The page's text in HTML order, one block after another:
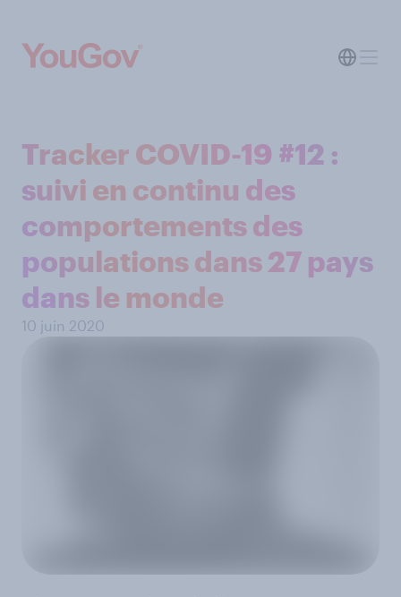
Tracker COVID-19 #12 :
suivi en continu des
comportements des
populations dans 27 pays
dans le monde
10 juin 2020